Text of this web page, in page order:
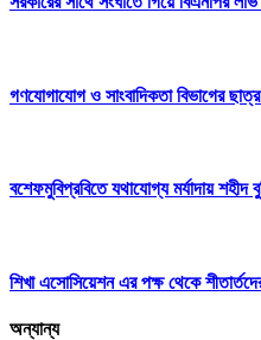
গণযোগাযোগ ও সাংবাদিকতা বিভাগের
বশেফমুবিপ্রবিতে যথাযোগ্য মর্যাদায় শহীদ
শিখা এসোসিয়েশন এর পক্ষ থেকে
অন্যান্য